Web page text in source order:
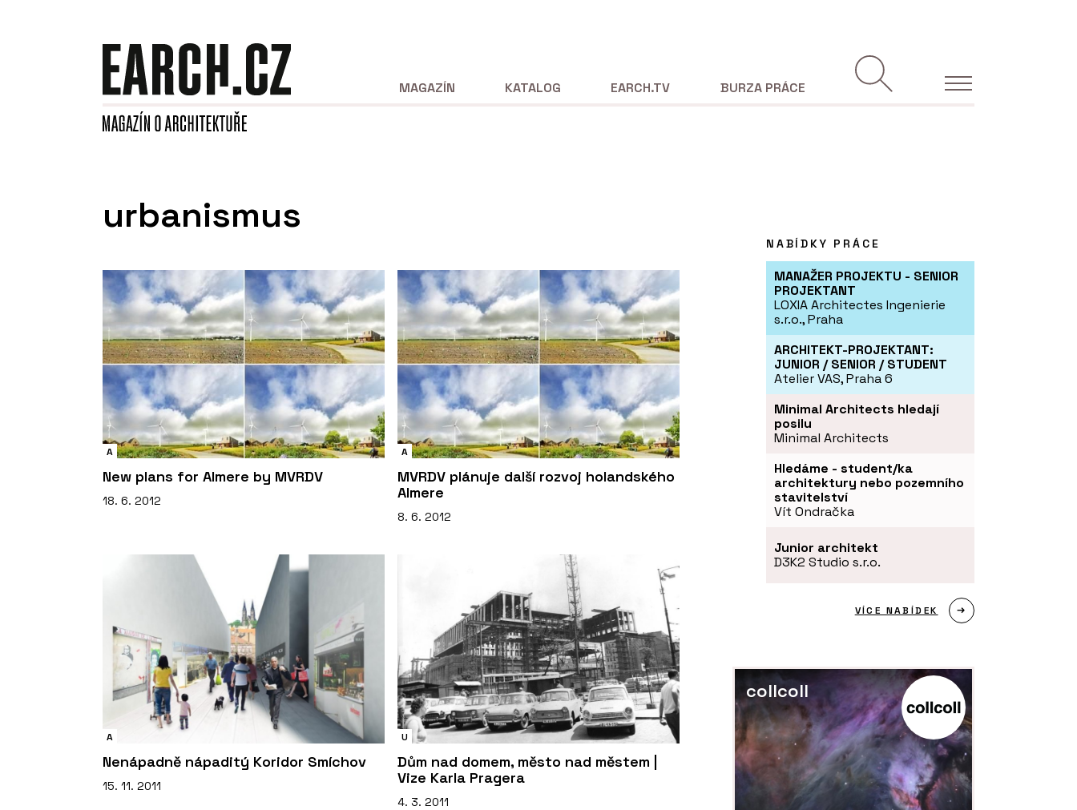
MAGAZÍN KATALOG EARCH.TV BURZA PRÁCE
urbanismus
A
New plans for Almere by MVRDV
18. 6. 2012
A
MVRDV plánuje další rozvoj holandského
Almere
8. 6. 2012
A
Nenápadně nápaditý Koridor Smíchov
15. 11. 2011
U
Dům nad domem, město nad městem |
Vize Karla Pragera
4. 3. 2011
NABÍDKY PRÁCE
MANAŽER PROJEKTU - SENIOR
PROJEKTANT
LOXIA Architectes Ingenierie
s.r.o., Praha
ARCHITEKT-PROJEKTANT:
JUNIOR / SENIOR / STUDENT
Atelier VAS, Praha 6
Minimal Architects hledají
posilu
Minimal Architects
Hledáme - student/ka
architektury nebo pozemního
stavitelství
Vít Ondračka
Junior architekt
D3K2 Studio s.r.o.
VÍCE NABÍDEK
collcoll